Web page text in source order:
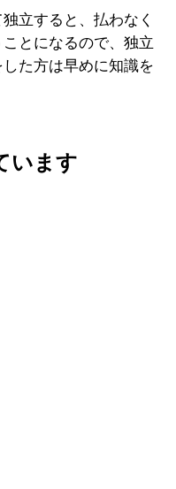
立すると、払わなく
とになるので、独立
た方は早めに知識を
います